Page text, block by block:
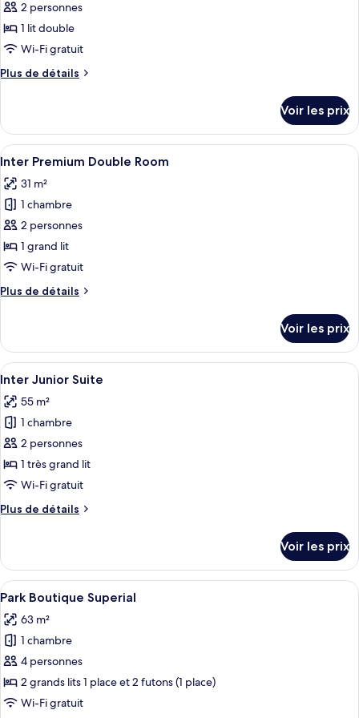
pour
ce
type
chambre :
Double
Room
2 personnes
1 lit double
Wi-Fi gratuit
Plus de détails
Plus
le
type
de
Inter
Standard
Room
Voir les prix
Afficher
toutes
les
photos
pour
ce
type
chambre :
Double
Room
Une chambre d’hôtel moderne
4
Inter Premium Double Room
31 m²
1 chambre
2 personnes
1 grand lit
Wi-Fi gratuit
Plus de détails
Plus
le
type
de
Inter
Premium
Room
Voir les prix
Afficher
toutes
les
photos
pour
ce
type
chambre :
Suite
Une chambre d’hôtel moderne
6
Inter Junior Suite
55 m²
1 chambre
2 personnes
1 très grand lit
Wi-Fi gratuit
Plus de détails
Plus
le
type
de
Inter
Junior
Voir les prix
Afficher
toutes
les
photos
pour
ce
type
Une chambre d’hôtel moderne
5
Park Boutique Superial
63 m²
1 chambre
4 personnes
2 grands lits 1 place et 2 futons (1 place)
Wi-Fi gratuit